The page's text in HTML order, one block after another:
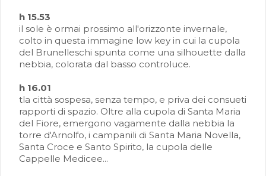
h 15.53
il sole è ormai prossimo all'orizzonte invernale,
colto in questa immagine low key in cui la cupola
del Brunelleschi spunta come una silhouette dalla
nebbia, colorata dal basso controluce.
h 16.01
tla città sospesa, senza tempo, e priva dei consueti
rapporti di spazio. Oltre alla cupola di Santa Maria
del Fiore, emergono vagamente dalla nebbia la
torre d'Arnolfo, i campanili di Santa Maria Novella,
Santa Croce e Santo Spirito, la cupola delle
Cappelle Medicee...